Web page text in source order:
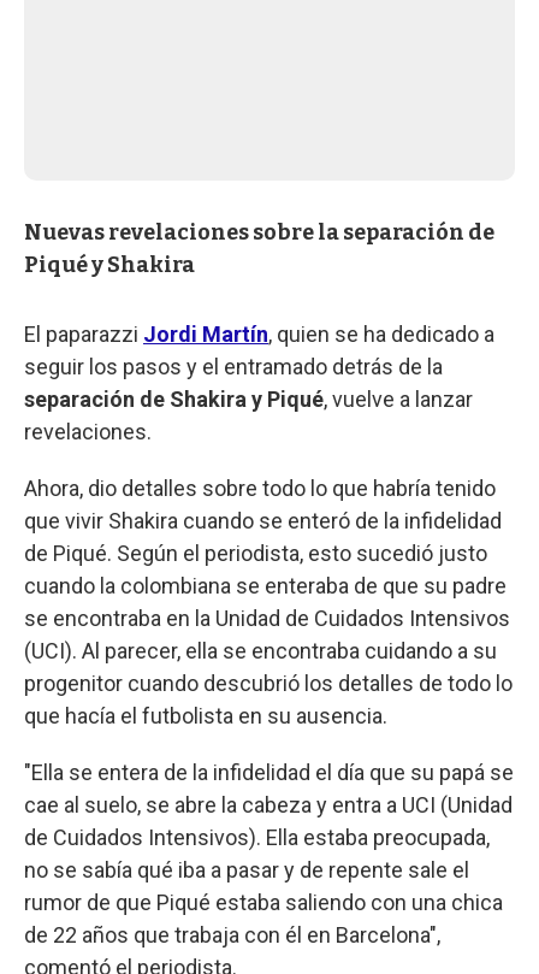
Nuevas revelaciones sobre la separación de
Piqué y Shakira
El paparazzi Jordi Martín, quien se ha dedicado a
seguir los pasos y el entramado detrás de la
separación de Shakira y Piqué, vuelve a lanzar
revelaciones.
Ahora, dio detalles sobre todo lo que habría tenido
que vivir Shakira cuando se enteró de la infidelidad
de Piqué. Según el periodista, esto sucedió justo
cuando la colombiana se enteraba de que su padre
se encontraba en la Unidad de Cuidados Intensivos
(UCI). Al parecer, ella se encontraba cuidando a su
progenitor cuando descubrió los detalles de todo lo
que hacía el futbolista en su ausencia.
"Ella se entera de la infidelidad el día que su papá se
cae al suelo, se abre la cabeza y entra a UCI (Unidad
de Cuidados Intensivos). Ella estaba preocupada,
no se sabía qué iba a pasar y de repente sale el
rumor de que Piqué estaba saliendo con una chica
de 22 años que trabaja con él en Barcelona",
comentó el periodista.